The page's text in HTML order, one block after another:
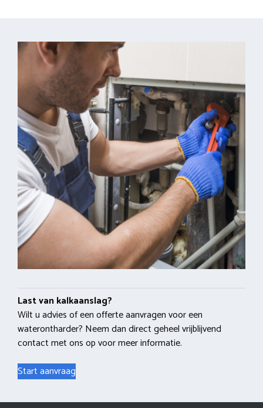
Last van kalkaanslag?
Wilt u advies of een offerte aanvragen voor een
waterontharder? Neem dan direct geheel vrijblijvend
contact met ons op voor meer informatie.
Start aanvraag